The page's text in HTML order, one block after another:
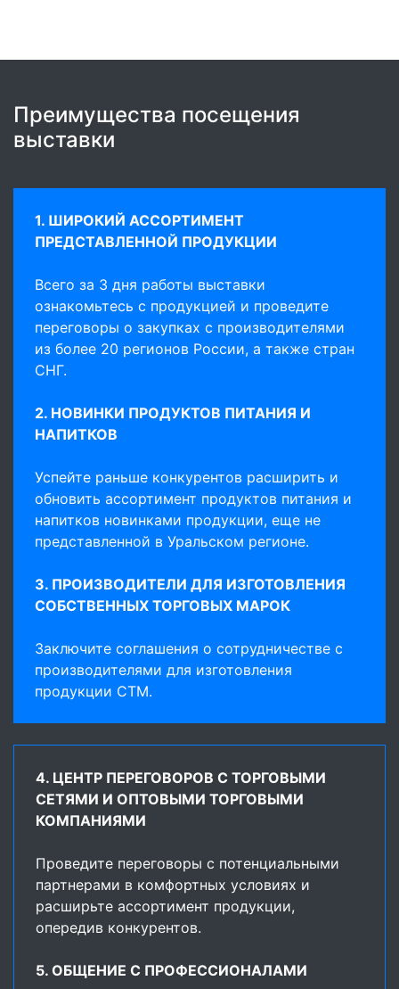
Преимущества посещения
выставки
1. ШИРОКИЙ АССОРТИМЕНТ
ПРЕДСТАВЛЕННОЙ ПРОДУКЦИИ
Всего за 3 дня работы выставки
ознакомьтесь с продукцией и проведите
переговоры о закупках с производителями
из более 20 регионов России, а также стран
СНГ.
2. НОВИНКИ ПРОДУКТОВ ПИТАНИЯ И
НАПИТКОВ
Успейте раньше конкурентов расширить и
обновить ассортимент продуктов питания и
напитков новинками продукции, еще не
представленной в Уральском регионе.
3. ПРОИЗВОДИТЕЛИ ДЛЯ ИЗГОТОВЛЕНИЯ
СОБСТВЕННЫХ ТОРГОВЫХ МАРОК
Заключите соглашения о сотрудничестве с
производителями для изготовления
продукции СТМ.
4. ЦЕНТР ПЕРЕГОВОРОВ С ТОРГОВЫМИ
СЕТЯМИ И ОПТОВЫМИ ТОРГОВЫМИ
КОМПАНИЯМИ
Проведите переговоры с потенциальными
партнерами в комфортных условиях и
расширьте ассортимент продукции,
опередив конкурентов.
5. ОБЩЕНИЕ С ПРОФЕССИОНАЛАМИ